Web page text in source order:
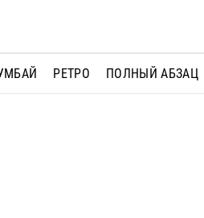
РЕТРО ПОЛНЫЙ АБЗАЦ